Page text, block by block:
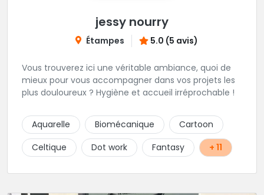
jessy nourry
Étampes 5.0 (5 avis)
Vous trouverez ici une véritable ambiance, quoi de
mieux pour vous accompagner dans vos projets les
plus douloureux ? Hygiène et accueil irréprochable !
Aquarelle Biomécanique
Cartoon
Celtique
Dot work Fantasy + 11